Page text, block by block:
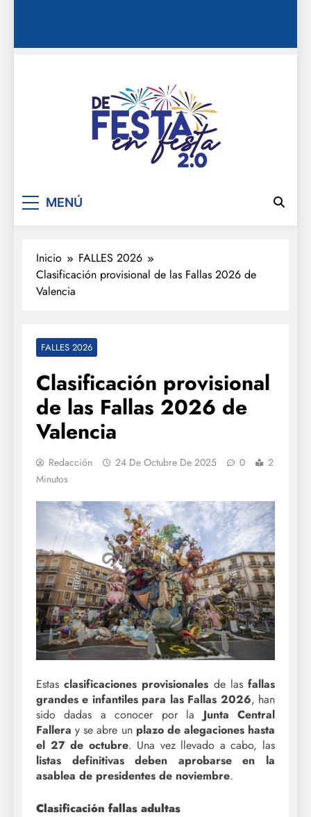
De festa en festa 2.0
MENÚ
Inicio
FALLES 2026
Clasificación provisional de las Fallas 2026 de
Valencia
FALLES 2026
Clasificación provisional
de las Fallas 2026 de
Valencia
Redacción 24 De Octubre De 2025 0
2
Minutos
Estasclasificaciones provisionales de lasfallas
grandes e infantiles para las Fallas 2026, han
sido dadas a conocer por la Junta Central
Fallera y se abre un plazo de alegaciones hasta
el 27 de octubre. Una vez llevado a cabo, las
listas definitivas deben aprobarse en la
asablea de presidentes de noviembre.
Clasificación fallas adultas